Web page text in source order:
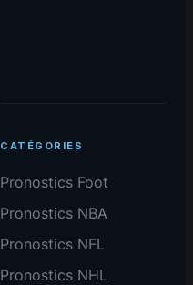
CATÉGORIES
Pronostics Foot
Pronostics NBA
Pronostics NFL
Pronostics NHL